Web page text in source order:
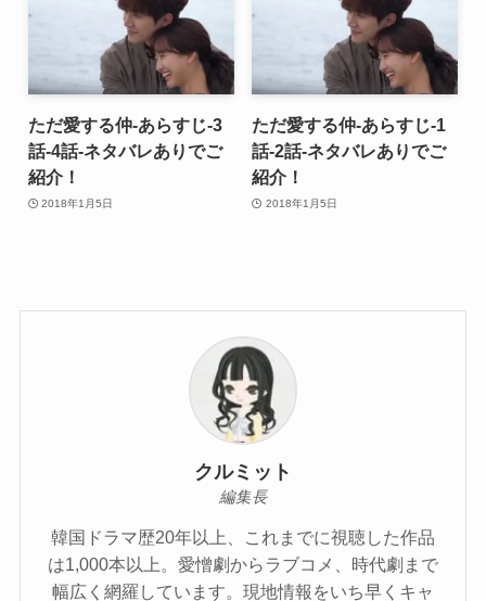
ただ愛する仲-あらすじ-3
話-4話-ネタバレありでご
紹介！
2018年1月5日
ただ愛する仲-あらすじ-1
話-2話-ネタバレありでご
紹介！
2018年1月5日
クルミット
編集長
韓国ドラマ歴20年以上、これまでに視聴した作品
は1,000本以上。愛憎劇からラブコメ、時代劇まで
幅広く網羅しています。現地情報をいち早くキャ